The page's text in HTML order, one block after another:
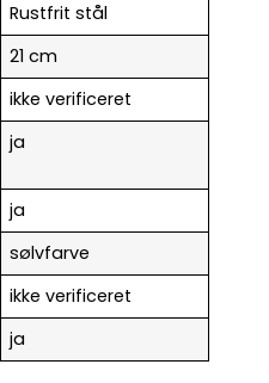
Rustfrit stål
21 cm
ikke verificeret
ja
ja
sølvfarve
ikke verificeret
ja